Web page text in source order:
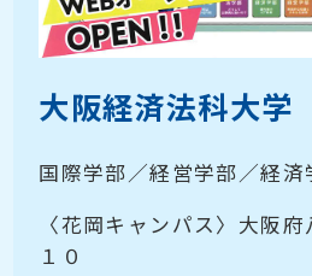
大阪経済法科大学
国際学部／経営学部／経済
〈花岡キャンパス〉大阪
１０